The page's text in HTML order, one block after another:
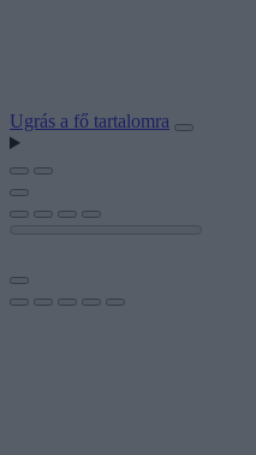
Ugrás a fő tartalomra